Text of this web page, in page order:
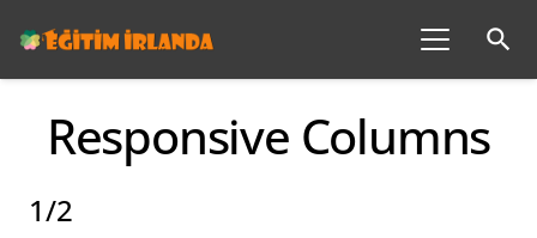
search
Responsive Columns
1/2